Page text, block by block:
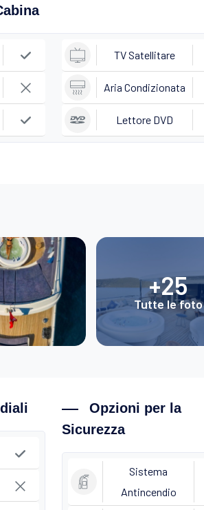
TV Satellitare
Aria Condizionata
Lettore DVD
+25
Tutte le foto
Opzioni per la
Sicurezza
Sistema
Antincendio